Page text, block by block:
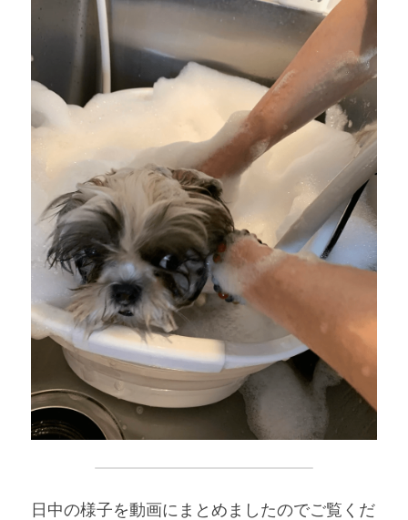
日中の様子を動画にまとめましたのでご覧くだ